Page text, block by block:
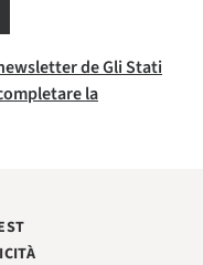
de Gli Stati
la